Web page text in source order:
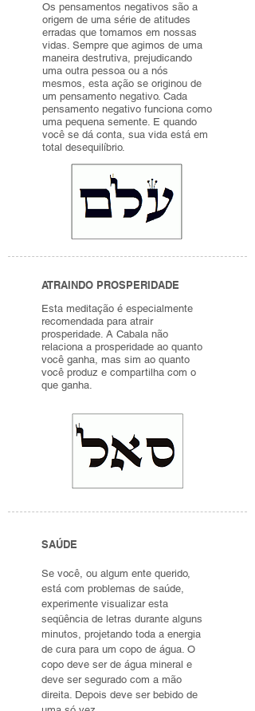
Os pensamentos negativos são a
origem de uma série de atitudes
erradas que tomamos em nossas
vidas. Sempre que agimos de uma
maneira destrutiva, prejudicando
uma outra pessoa ou a nós
mesmos, esta ação se originou de
um pensamento negativo. Cada
pensamento negativo funciona como
uma pequena semente. E quando
você se dá conta, sua vida está em
total desequilíbrio.
ATRAINDO PROSPERIDADE
Esta meditação é especialmente
recomendada para atrair
prosperidade. A Cabala não
relaciona a prosperidade ao quanto
você ganha, mas sim ao quanto
você produz e compartilha com o
que ganha.
SAÚDE
Se você, ou algum ente querido,
está com problemas de saúde,
experimente visualizar esta
seqüência de letras durante alguns
minutos, projetando toda a energia
de cura para um copo de água. O
copo deve ser de água mineral e
deve ser segurado com a mão
direita. Depois deve ser bebido de